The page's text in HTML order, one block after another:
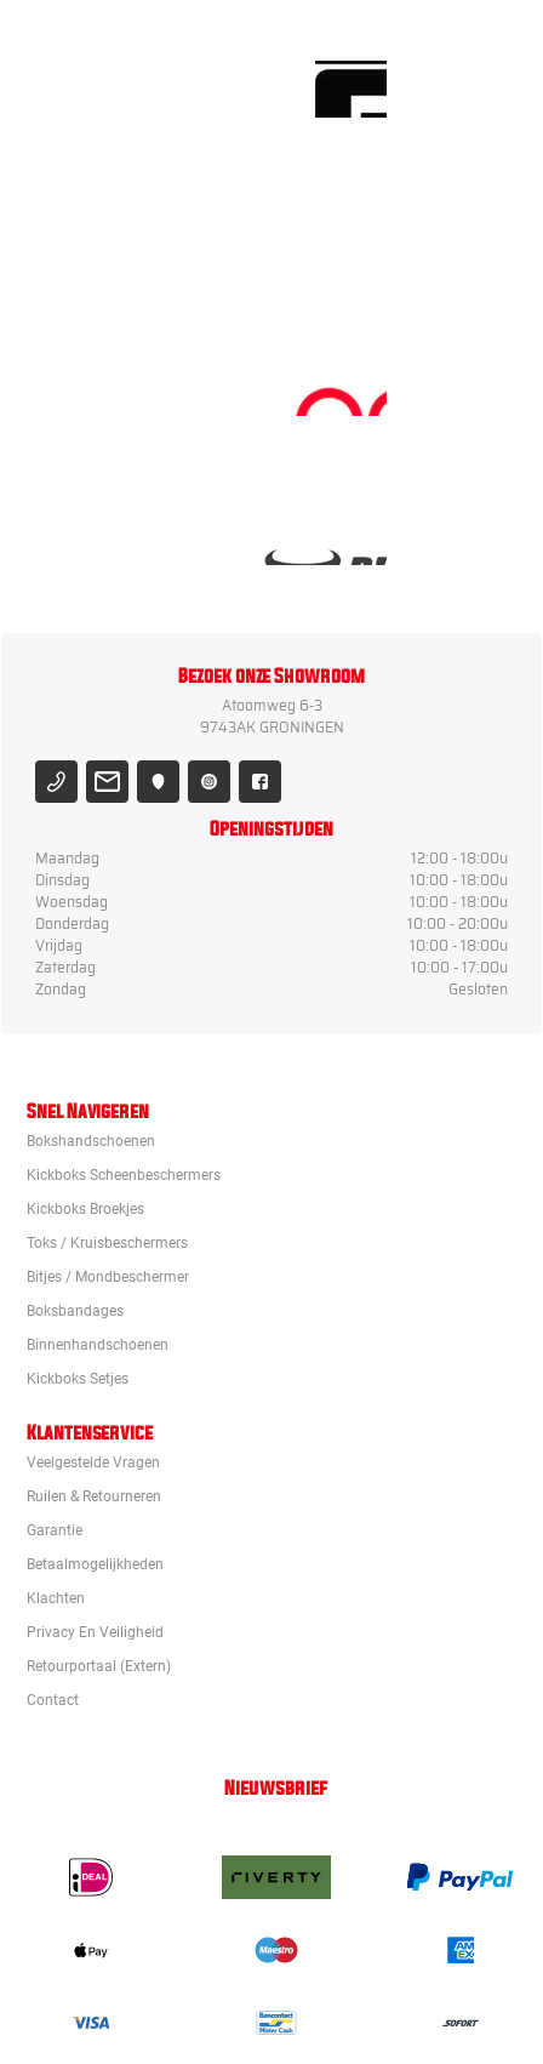
Bezoek onze Showroom
Atoomweg 6-3
9743AK GRONINGEN
Openingstijden
Maandag
12:00 - 18:00u
Dinsdag
10:00 - 18:00u
Woensdag
10:00 - 18:00u
Donderdag
10:00 - 20:00u
Vrijdag
10:00 - 18:00u
Zaterdag
10:00 - 17:00u
Zondag
Gesloten
Snel Navigeren
Bokshandschoenen
Kickboks Scheenbeschermers
Kickboks Broekjes
Toks / Kruisbeschermers
Bitjes / Mondbeschermer
Boksbandages
Binnenhandschoenen
Kickboks Setjes
Klantenservice
Veelgestelde Vragen
Ruilen & Retourneren
Garantie
Betaalmogelijkheden
Klachten
Privacy En Veiligheid
Retourportaal (extern)
Contact
Nieuwsbrief